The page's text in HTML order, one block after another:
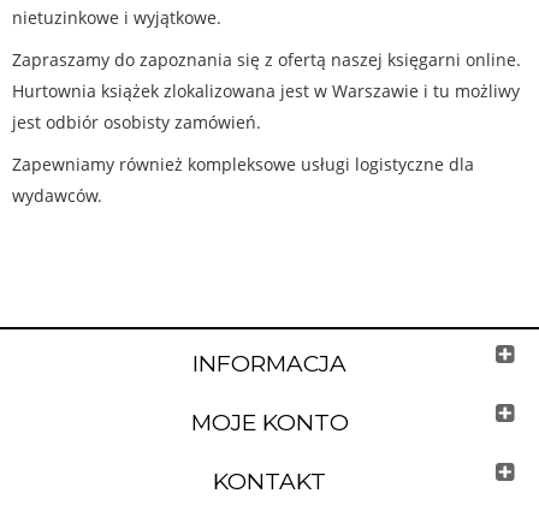
nietuzinkowe i wyjątkowe.
Zapraszamy do zapoznania się z ofertą naszej księgarni online.
Hurtownia książek zlokalizowana jest w Warszawie i tu możliwy
jest odbiór osobisty zamówień.
Zapewniamy również kompleksowe usługi logistyczne dla
wydawców.
INFORMACJA
MOJE KONTO
KONTAKT